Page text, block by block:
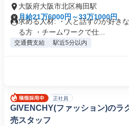
大阪府大阪市北区梅田駅
月給21万6000円～33万1000円
求める人材: ・人と話すのが好き
る方 ・チームワークで仕...
交通費支給 駅近5分以内
正社員
GIVENCHY(ファッション)のラ
売スタッフ